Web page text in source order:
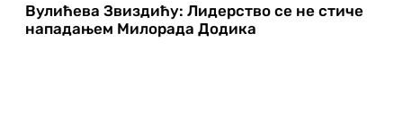
Вулићева Звиздићу: Лидерство се не стиче
нападањем Милорада Додика